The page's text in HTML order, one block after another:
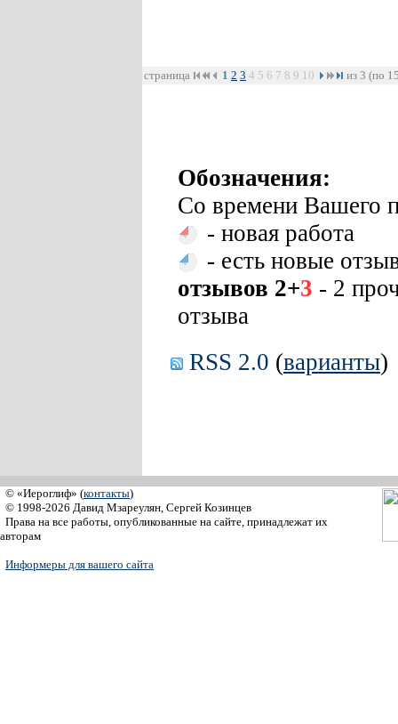
страница 1 2 3 4 5 6 7 8 9 10 из 3 (по
Обозначения:
Со времени Вашего
- новая работа
- есть новые
отзывов 2+3 - 2
отзыва
RSS 2.0 (варианты)
© «Иероглиф» (контакты)
© 1998-2026 Давид Мзареулян, Сергей Козинцев
Права на все работы, опубликованные на сайте, принадлежат их
авторам
Информеры для вашего сайта